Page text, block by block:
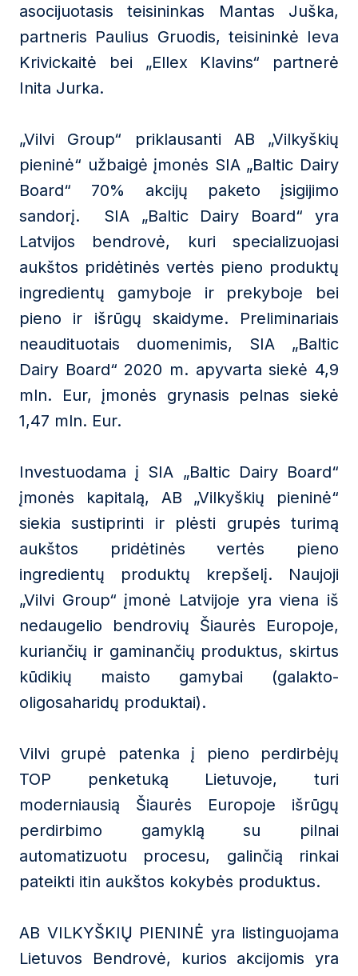
asocijuotasis teisininkas Mantas Juška,
partneris Paulius Gruodis, teisininkė Ieva
Krivickaitė bei „Ellex Klavins“ partnerė
Inita Jurka.
„Vilvi Group“ priklausanti AB „Vilkyškių
pieninė“ užbaigė įmonės SIA „Baltic Dairy
Board“ 70% akcijų paketo įsigijimo
sandorį. SIA „Baltic Dairy Board“ yra
Latvijos bendrovė, kuri specializuojasi
aukštos pridėtinės vertės pieno produktų
ingredientų gamyboje ir prekyboje bei
pieno ir išrūgų skaidyme. Preliminariais
neaudituotais duomenimis, SIA „Baltic
Dairy Board“ 2020 m. apyvarta siekė 4,9
mln. Eur, įmonės grynasis pelnas siekė
1,47 mln. Eur.
Investuodama į SIA „Baltic Dairy Board“
įmonės kapitalą, AB „Vilkyškių pieninė“
siekia sustiprinti ir plėsti grupės turimą
aukštos pridėtinės vertės pieno
ingredientų produktų krepšelį. Naujoji
„Vilvi Group“ įmonė Latvijoje yra viena iš
nedaugelio bendrovių Šiaurės Europoje,
kuriančių ir gaminančių produktus, skirtus
kūdikių maisto gamybai (galakto-
oligosaharidų produktai).
Vilvi grupė patenka į pieno perdirbėjų
TOP penketuką Lietuvoje, turi
moderniausią Šiaurės Europoje išrūgų
perdirbimo gamyklą su pilnai
automatizuotu procesu, galinčią rinkai
pateikti itin aukštos kokybės produktus.
AB VILKYŠKIŲ PIENINĖ yra listinguojama
Lietuvos Bendrovė, kurios akcijomis yra